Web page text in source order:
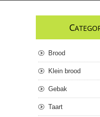
C
Brood
Klein brood
Gebak
Taart